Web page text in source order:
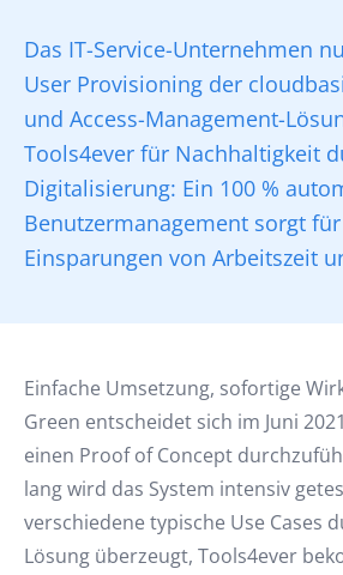
Das IT-Service-Unternehmen
User Provisioning der
und Access-Management-
Tools4ever für Nachhaltigkeit
Digitalisierung: Ein 100 %
Benutzermanagement sorgt
Einsparungen von Arbeitszeit
Einfache Umsetzung, sofortige
Green entscheidet sich im Juni
einen Proof of Concept
lang wird das System intensiv
verschiedene typische Use Cases
Lösung überzeugt, Tools4ever